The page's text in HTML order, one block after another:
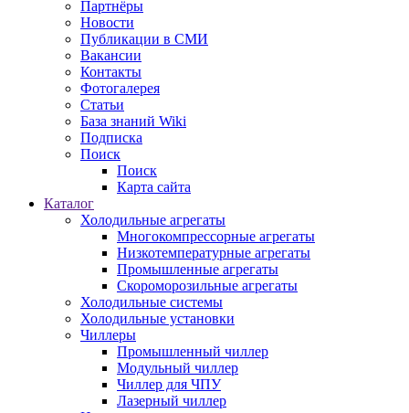
Партнёры
Новости
Публикации в СМИ
Вакансии
Контакты
Фотогалерея
Статьи
База знаний Wiki
Подписка
Поиск
Поиск
Карта сайта
Каталог
Холодильные агрегаты
Многокомпрессорные агрегаты
Низкотемпературные агрегаты
Промышленные агрегаты
Скороморозильные агрегаты
Холодильные системы
Холодильные установки
Чиллеры
Промышленный чиллер
Модульный чиллер
Чиллер для ЧПУ
Лазерный чиллер